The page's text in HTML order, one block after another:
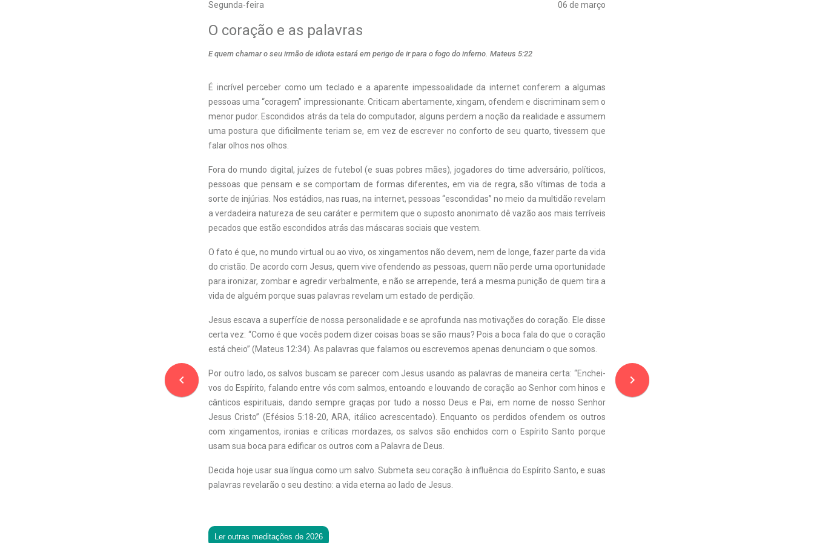
Segunda-feira 06 de março
navigate_before
O coração e as palavras
E quem chamar o seu irmão de idiota estará em perigo de ir para o fogo do inferno. Mateus 5:22
É incrível perceber como um teclado e a aparente impessoalidade da internet conferem a algumas
pessoas uma “coragem” impressionante. Criticam abertamente, xingam, ofendem e discriminam sem o
menor pudor. Escondidos atrás da tela do computador, alguns perdem a noção da realidade e assumem
uma postura que dificilmente teriam se, em vez de escrever no conforto de seu quarto, tivessem que
falar olhos nos olhos.
Fora do mundo digital, juízes de futebol (e suas pobres mães), jogadores do time adversário, políticos,
pessoas que pensam e se comportam de formas diferentes, em via de regra, são vítimas de toda a
sorte de injúrias. Nos estádios, nas ruas, na internet, pessoas “escondidas” no meio da multidão revelam
a verdadeira natureza de seu caráter e permitem que o suposto anonimato dê vazão aos mais terríveis
pecados que estão escondidos atrás das máscaras sociais que vestem.
O fato é que, no mundo virtual ou ao vivo, os xingamentos não devem, nem de longe, fazer parte da vida
do cristão. De acordo com Jesus, quem vive ofendendo as pessoas, quem não perde uma oportunidade
para ironizar, zombar e agredir verbalmente, e não se arrepende, terá a mesma punição de quem tira a
vida de alguém porque suas palavras revelam um estado de perdição.
Jesus escava a superfície de nossa personalidade e se aprofunda nas motivações do coração. Ele disse
certa vez: “Como é que vocês podem dizer coisas boas se são maus? Pois a boca fala do que o coração
está cheio” (Mateus 12:34). As palavras que falamos ou escrevemos apenas denunciam o que somos.
Por outro lado, os salvos buscam se parecer com Jesus usando as palavras de maneira certa: “Enchei-
vos do Espírito, falando entre vós com salmos, entoando e louvando de coração ao Senhor com hinos e
cânticos espirituais, dando sempre graças por tudo a nosso Deus e Pai, em nome de nosso Senhor
Jesus Cristo” (Efésios 5:18-20, ARA, itálico acrescentado). Enquanto os perdidos ofendem os outros
com xingamentos, ironias e críticas mordazes, os salvos são enchidos com o Espírito Santo porque
usam sua boca para edificar os outros com a Palavra de Deus.
Decida hoje usar sua língua como um salvo. Submeta seu coração à influência do Espírito Santo, e suas
palavras revelarão o seu destino: a vida eterna ao lado de Jesus.
Ler outras meditações de 2026
navigate_next